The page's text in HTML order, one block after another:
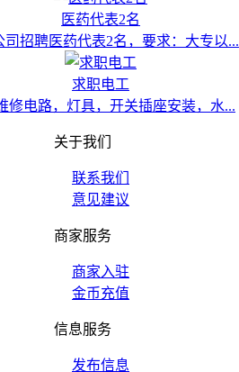
医药代表2名
司招聘医药代表2名，要求：大专以...
求职电工
修电路，灯具，开关插座安装，水...
关于我们
联系我们
意见建议
商家服务
商家入驻
金币充值
信息服务
发布信息